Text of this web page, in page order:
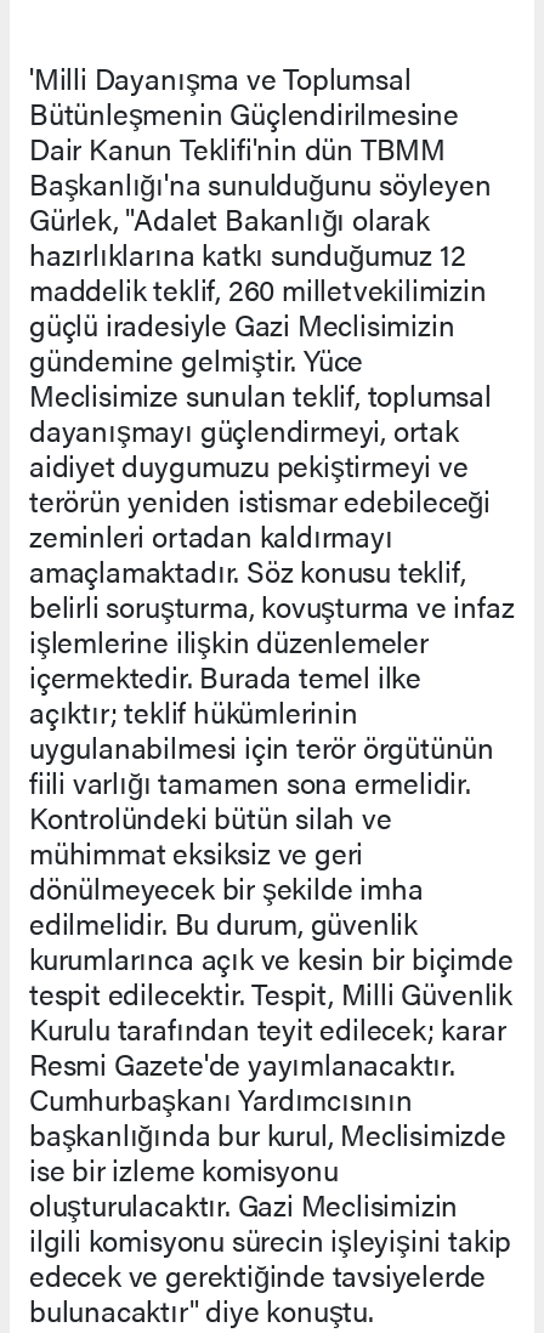
'Milli Dayanışma ve Toplumsal
Bütünleşmenin Güçlendirilmesine
Dair Kanun Teklifi'nin dün TBMM
Başkanlığı'na sunulduğunu söyleyen
Gürlek, "Adalet Bakanlığı olarak
hazırlıklarına katkı sunduğumuz 12
maddelik teklif, 260 milletvekilimizin
güçlü iradesiyle Gazi Meclisimizin
gündemine gelmiştir. Yüce
Meclisimize sunulan teklif, toplumsal
dayanışmayı güçlendirmeyi, ortak
aidiyet duygumuzu pekiştirmeyi ve
terörün yeniden istismar edebileceği
zeminleri ortadan kaldırmayı
amaçlamaktadır. Söz konusu teklif,
belirli soruşturma, kovuşturma ve infaz
işlemlerine ilişkin düzenlemeler
içermektedir. Burada temel ilke
açıktır; teklif hükümlerinin
uygulanabilmesi için terör örgütünün
fiili varlığı tamamen sona ermelidir.
Kontrolündeki bütün silah ve
mühimmat eksiksiz ve geri
dönülmeyecek bir şekilde imha
edilmelidir. Bu durum, güvenlik
kurumlarınca açık ve kesin bir biçimde
tespit edilecektir. Tespit, Milli Güvenlik
Kurulu tarafından teyit edilecek; karar
Resmi Gazete'de yayımlanacaktır.
Cumhurbaşkanı Yardımcısının
başkanlığında bur kurul, Meclisimizde
ise bir izleme komisyonu
oluşturulacaktır. Gazi Meclisimizin
ilgili komisyonu sürecin işleyişini takip
edecek ve gerektiğinde tavsiyelerde
bulunacaktır" diye konuştu.